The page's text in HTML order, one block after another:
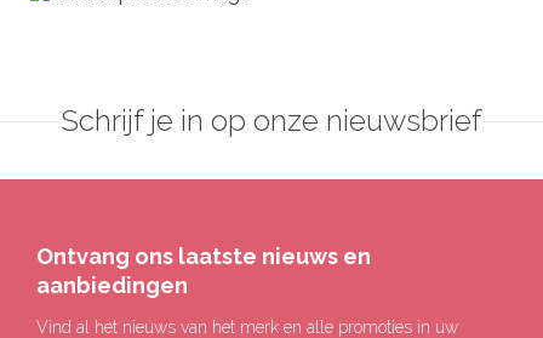
Schrijf je in op onze nieuwsbrief
Ontvang ons laatste nieuws en
aanbiedingen
Vind al het nieuws van het merk en alle promoties in uw